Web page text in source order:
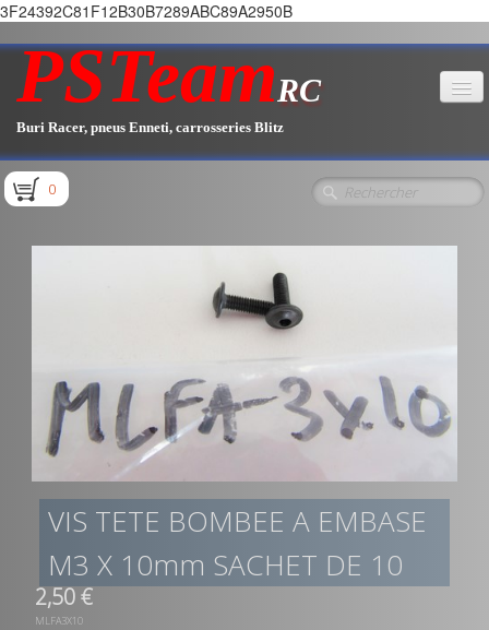
3F24392C81F12B30B7289ABC89A2950B
PSTeamRC
Buri Racer, pneus Enneti, carrosseries Blitz
Accueil
Pièces E1.1 / E1.2
0
VIS TETE BOMBEE A EMBASE
M3 X 10mm SACHET DE 10
2,50 €
MLFA3X10